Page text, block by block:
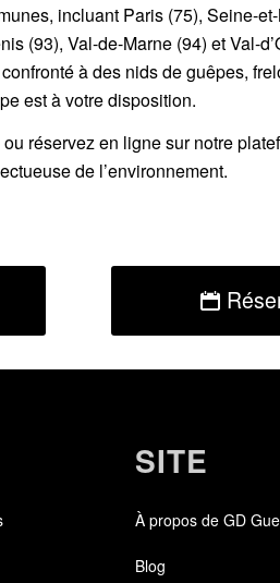
incluant Paris (75), Seine-
(93), Val-de-Marne (94) et Val-
à des nids de guêpes,
est à votre disposition.
ou réservez en ligne sur notre
de l’environnement.
SITE
À propos de GD
Blog